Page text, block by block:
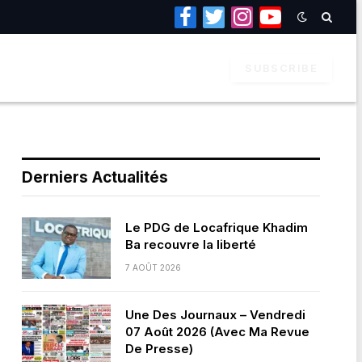
Facebook
TwitterInstagramYouTube
Derniers Actualités
Le PDG de Locafrique Khadim
Ba recouvre la liberté
7 AOÛT 2026
Une Des Journaux – Vendredi
07 Août 2026 (Avec Ma Revue
De Presse)